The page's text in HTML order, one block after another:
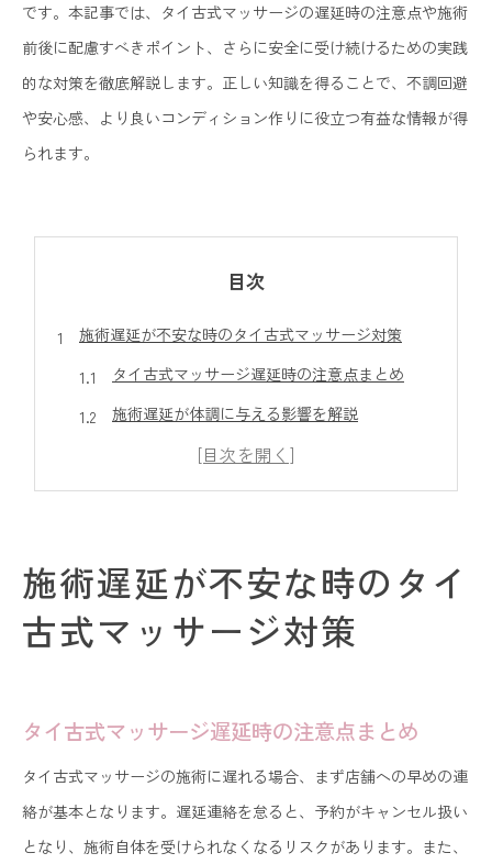
です。本記事では、タイ古式マッサージの遅延時の注意点や施術
前後に配慮すべきポイント、さらに安全に受け続けるための実践
的な対策を徹底解説します。正しい知識を得ることで、不調回避
や安心感、より良いコンディション作りに役立つ有益な情報が得
られます。
目次
施術遅延が不安な時のタイ古式マッサージ対策
タイ古式マッサージ遅延時の注意点まとめ
施術遅延が体調に与える影響を解説
タイ古式マッサージ予約遅れのリスクとは
遅延時も安心のタイ古式マッサージ対応法
タイ古式マッサージで遅刻した場合のポイント整理
タイ古式マッサージ遅刻時の受付対応とは
遅刻後の施術時間短縮リスクと注意点
遅刻時に伝えるべき体調や持病のチェック
タイ古式マッサージが受けられないケース整理
遅れて到着した際に知るべき安全な施術の心得
タイ古式マッサージ遅刻後の禁忌事項を再確認
施術遅延が不安な時のタイ
古式マッサージ対策
タイ古式マッサージ遅延時の注意点まとめ
タイ古式マッサージの施術に遅れる場合、まず店舗への早めの連
絡が基本となります。遅延連絡を怠ると、予約がキャンセル扱い
となり、施術自体を受けられなくなるリスクがあります。また、